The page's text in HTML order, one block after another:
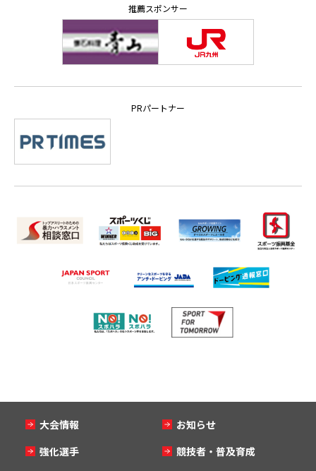
推薦スポンサー
PRパートナー
大会情報
お知らせ
強化選手
競技者・普及育成